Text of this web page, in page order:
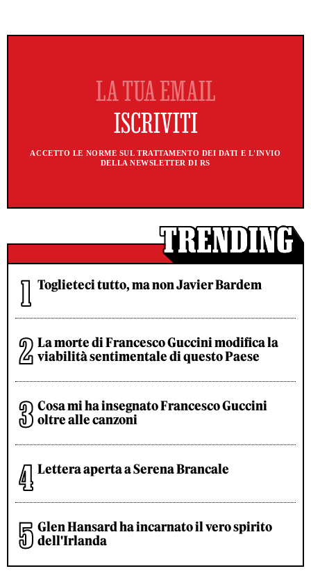
ACCETTO LE NORME SUL TRATTAMENTO DEI DATI E L'INVIO
DELLA NEWSLETTER DI RS
Toglieteci tutto, ma non Javier Bardem
La morte di Francesco Guccini modifica la
viabilità sentimentale di questo Paese
Cosa mi ha insegnato Francesco Guccini
oltre alle canzoni
Lettera aperta a Serena Brancale
Glen Hansard ha incarnato il vero spirito
dell'Irlanda